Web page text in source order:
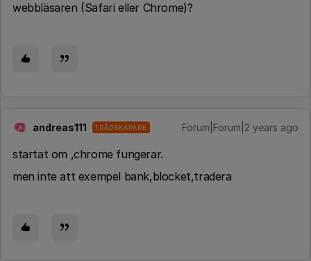
webbläsaren (Safari eller Chrome)?
A andreas111 TRÅDSKAPARE Forum|Forum|2 years ago
startat om ,chrome fungerar.
men inte att exempel bank,blocket,tradera